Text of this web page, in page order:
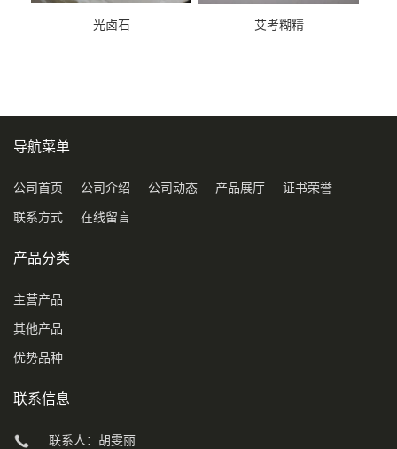
光卤石 艾考糊精
导航菜单
公司首页 公司介绍 公司动态 产品展厅 证书荣誉
联系方式 在线留言
产品分类
主营产品
其他产品
优势品种
联系信息
联系人：胡雯丽